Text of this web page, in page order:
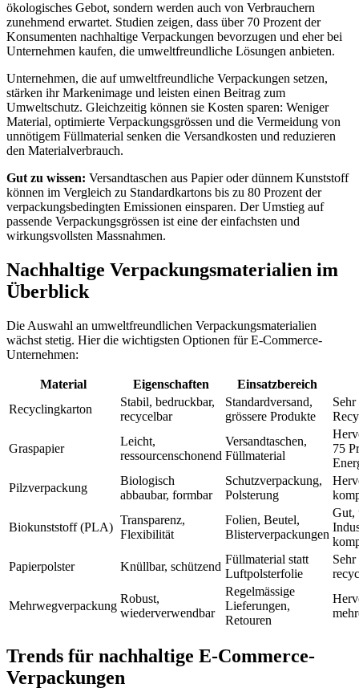
ökologisches Gebot, sondern werden auch von Verbrauchern
zunehmend erwartet. Studien zeigen, dass über 70 Prozent der
Konsumenten nachhaltige Verpackungen bevorzugen und eher bei
Unternehmen kaufen, die umweltfreundliche Lösungen anbieten.
Unternehmen, die auf umweltfreundliche Verpackungen setzen,
stärken ihr Markenimage und leisten einen Beitrag zum
Umweltschutz. Gleichzeitig können sie Kosten sparen: Weniger
Material, optimierte Verpackungsgrössen und die Vermeidung von
unnötigem Füllmaterial senken die Versandkosten und reduzieren
den Materialverbrauch.
Gut zu wissen: Versandtaschen aus Papier oder dünnem Kunststoff
können im Vergleich zu Standardkartons bis zu 80 Prozent der
verpackungsbedingten Emissionen einsparen. Der Umstieg auf
passende Verpackungsgrössen ist eine der einfachsten und
wirkungsvollsten Massnahmen.
Nachhaltige Verpackungsmaterialien im
Überblick
Die Auswahl an umweltfreundlichen Verpackungsmaterialien
wächst stetig. Hier die wichtigsten Optionen für E-Commerce-
Unternehmen:
Material Eigenschaften
Einsatzbereich
Recyclingkarton
Stabil, bedruckbar,
recycelbar
Standardversand,
grössere Produkte
Graspapier
Leicht,
ressourcenschonend
Versandtaschen,
Füllmaterial
75
Pilzverpackung
Biologisch
abbaubar, formbar
Schutzverpackung,
Polsterung
Biokunststoff (PLA)
Transparenz,
Flexibilität
Folien, Beutel,
Blisterverpackungen
Gut,
Papierpolster
Knüllbar, schützend
Füllmaterial statt
Luftpolsterfolie
Mehrwegverpackung
Robust,
wiederverwendbar
Regelmässige
Lieferungen,
Retouren
Trends für nachhaltige E-Commerce-
Verpackungen